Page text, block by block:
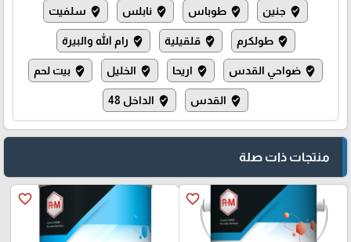
where_to_vote جنين where_to_vote طوباس where_to_vote نابلس where_to_vote سلفيت
where_to_vote طولكرم where_to_vote قلقيلية where_to_vote رام الله والبيرة
where_to_vote ضواحي القدس where_to_vote اريحا where_to_vote الخليل where_to_vote بيت لحم
where_to_vote القدس where_to_vote الداخل 48
منتجات ذات صلة
favorite_border
favorite_border